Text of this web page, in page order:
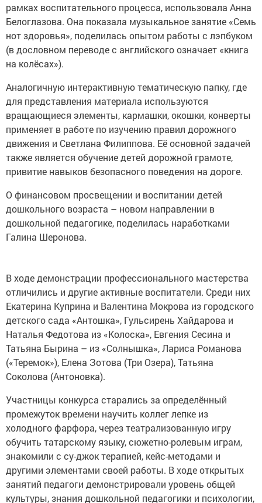
рамках воспитательного процесса, использовала Анна
Белоглазова. Она показала музыкальное занятие «Семь
нот здоровья», поделилась опытом работы с лэпбуком
(в дословном переводе с английского означает «книга
на колёсах»).
Аналогичную интерактивную тематическую папку, где
для представления материала используются
вращающиеся элементы, кармашки, окошки, конверты
применяет в работе по изучению правил дорожного
движения и Светлана Филиппова. Её основной задачей
также является обучение детей дорожной грамоте,
привитие навыков безопасного поведения на дороге.
О финансовом просвещении и воспитании детей
дошкольного возраста – новом направлении в
дошкольной педагогике, поделилась наработками
Галина Шеронова.
В ходе демонстрации профессионального мастерства
отличились и другие активные воспитатели. Среди них
Екатерина Куприна и Валентина Мокрова из городского
детского сада «Антошка», Гульсирень Хайдарова и
Наталья Федотова из «Колоска», Евгения Сесина и
Татьяна Бырина – из «Солнышка», Лариса Романова
(«Теремок»), Елена Зотова (Три Озера), Татьяна
Соколова (Антоновка).
Участницы конкурса старались за определённый
промежуток времени научить коллег лепке из
холодного фарфора, через театрализованную игру
обучить татарскому языку, сюжетно-ролевым играм,
знакомили с су-джок терапией, кейс-методами и
другими элементами своей работы. В ходе открытых
занятий педагоги демонстрировали уровень общей
культуры, знания дошкольной педагогики и психологии,